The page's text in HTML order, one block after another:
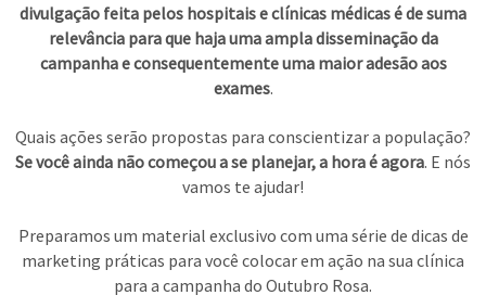
divulgação feita pelos hospitais e clínicas médicas é de suma
relevância para que haja uma ampla disseminação da
campanha e consequentemente uma maior adesão aos
exames.
Quais ações serão propostas para conscientizar a população?
Se você ainda não começou a se planejar, a hora é agora. E nós
vamos te ajudar!
Preparamos um material exclusivo com uma série de dicas de
marketing práticas para você colocar em ação na sua clínica
para a campanha do Outubro Rosa.